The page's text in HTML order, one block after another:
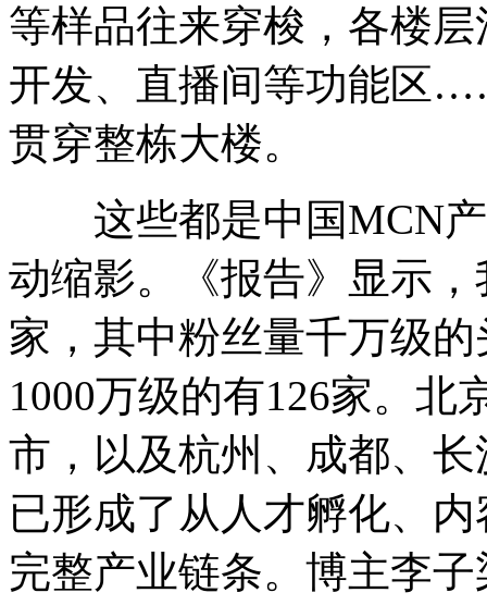
等样品往来穿梭，各楼
开发、直播间等功能区
贯穿整栋大楼。
这些都是中国MCN产
动缩影。《报告》显示
家，其中粉丝量千万级
1000万级的有126家。北
市，以及杭州、成都、
已形成了从人才孵化、
完整产业链条。博主李